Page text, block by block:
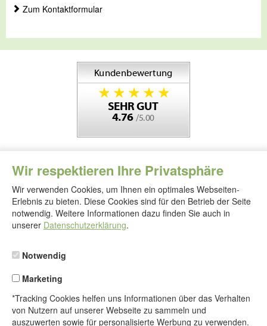
Wir respektieren Ihre Privatsphäre
Wir verwenden Cookies, um Ihnen ein optimales Webseiten-
Erlebnis zu bieten. Diese Cookies sind für den Betrieb der Seite
notwendig. Weitere Informationen dazu finden Sie auch in
unserer Datenschutzerklärung.
Notwendig
Marketing
*Tracking Cookies helfen uns Informationen über das Verhalten
von Nutzern auf unserer Webseite zu sammeln und
auszuwerten sowie für personalisierte Werbung zu verwenden.
Zum Kontaktformular
Folgen